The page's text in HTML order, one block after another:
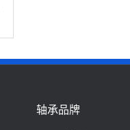
轴承品牌